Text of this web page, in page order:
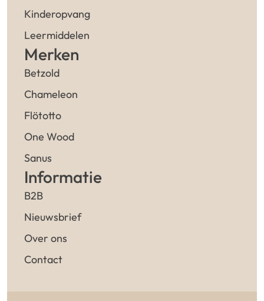
Kinderopvang
Leermiddelen
Merken
Betzold
Chameleon
Flötotto
One Wood
Sanus
Informatie
B2B
Nieuwsbrief
Over ons
Contact